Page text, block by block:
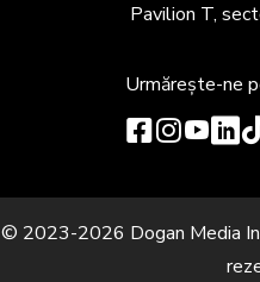
Pavilion T,
Urmărește-ne
© 2023-2026 Dogan Media